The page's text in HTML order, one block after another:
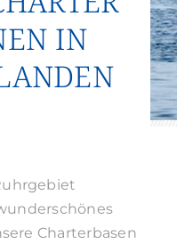
IN
Charterbasen